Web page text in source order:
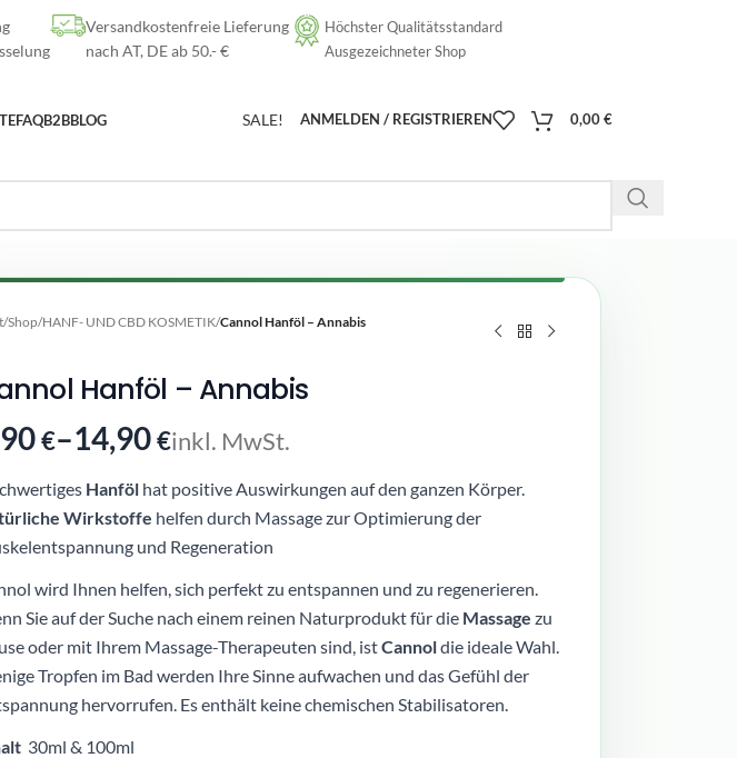
DE ab50
Versandkostenfreie Lieferung
nach AT, DE ab 50.- €
Höchster Qualitätsstandard
Ausgezeichneter Shop
FAQB2BBLOG SALE! ANMELDEN / REGISTRIEREN 0,00€
/Shop/HANF- UND CBD KOSMETIK/Cannol Hanföl – Annabis
Hanföl – Annabis
€–14,90€inkl. MwSt.
Hanfölhat positive Auswirkungen auf den ganzen Körper.
Wirkstoffe helfen durch Massage zur Optimierung der
und Regeneration
wird Ihnen helfen, sich perfekt zu entspannen und zu regenerieren.
Sie auf der Suche nach einem reinen Naturprodukt für die Massage zu
oder mit Ihrem Massage-Therapeuten sind, istCannoldie ideale Wahl.
Tropfen im Bad werden Ihre Sinne aufwachen und das Gefühl der
hervorrufen. Es enthält keine chemischen Stabilisatoren.
30ml & 100ml